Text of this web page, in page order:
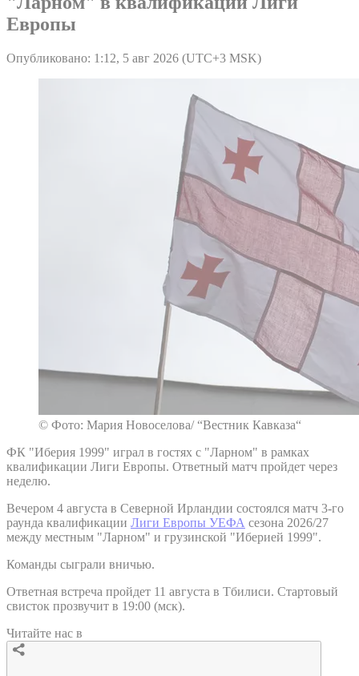
Европы
Опубликовано: 1:12, 5 авг 2026 (UTC+3 MSK)
© Фото: Мария Новоселова/ “Вестник Кавказа“
ФК "Иберия 1999" играл в гостях с "Ларном" в рамках
квалификации Лиги Европы. Ответный матч пройдет через
неделю.
Вечером 4 августа в Северной Ирландии состоялся матч 3-го
раунда квалификации Лиги Европы УЕФА сезона 2026/27
между местным "Ларном" и грузинской "Иберией 1999".
Команды сыграли вничью.
Ответная встреча пройдет 11 августа в Тбилиси. Стартовый
свисток прозвучит в 19:00 (мск).
Читайте нас в